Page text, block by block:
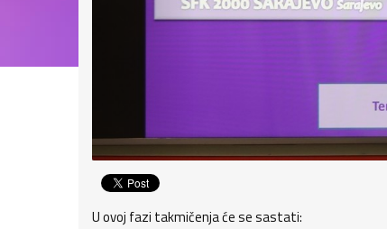
U ovoj fazi takmičenja će se sastati: